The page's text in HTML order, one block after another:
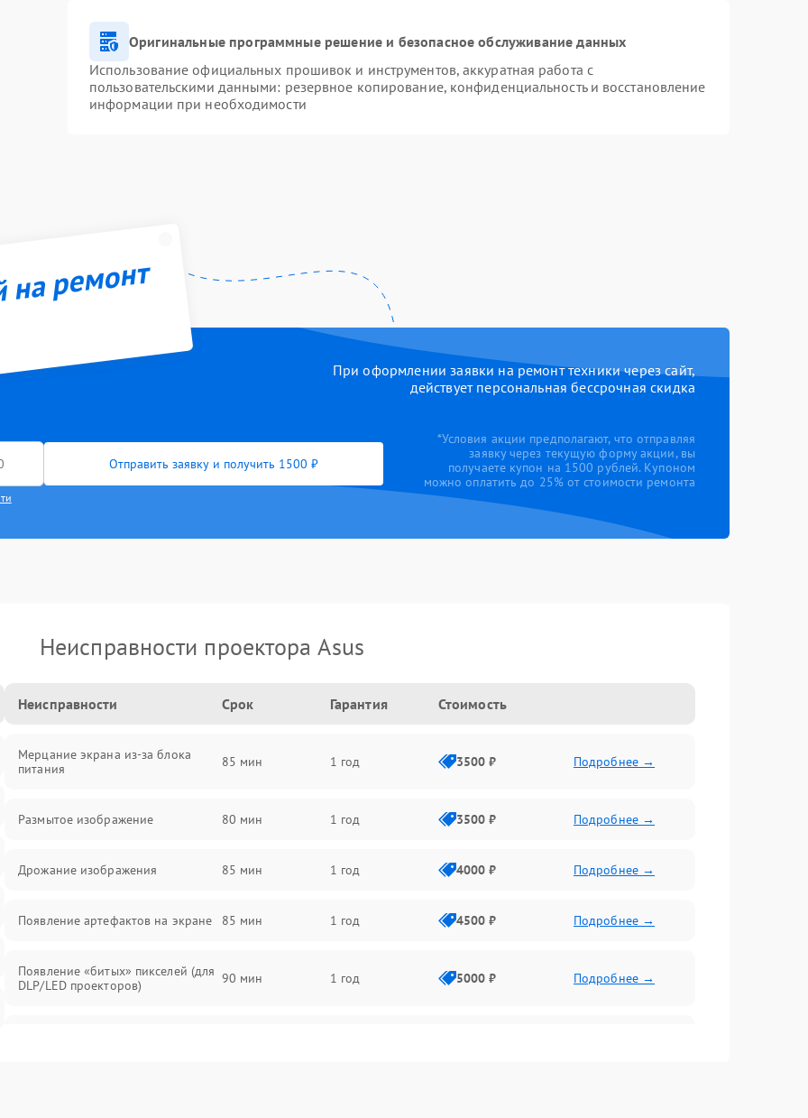
Оригинальные программные решение и безопасное обслуживание данных
Использование официальных прошивок и инструментов, аккуратная работа с
пользовательскими данными: резервное копирование, конфиденциальность и восстановление
информации при необходимости
ремонт
При оформлении заявки на ремонт техники через сайт,
действует персональная бессрочная скидка
Отправить заявку и получить 1500 ₽
*Условия акции предполагают, что отправляя
заявку через текущую форму акции, вы
получаете купон на 1500 рублей. Купоном
можно оплатить до 25% от стоимости ремонта
Неисправности проектора Asus
Неисправности Срок Гарантия Стоимость
Мерцание экрана из-за блока
питания
85 мин 1 год 3500 ₽ Подробнее →
Размытое изображение 80 мин 1 год 3500 ₽ Подробнее →
Дрожание изображения 85 мин 1 год 4000 ₽ Подробнее →
Появление артефактов на экране 85 мин 1 год 4500 ₽ Подробнее →
Появление «битых» пикселей (для
DLP/LED проекторов)
90 мин 1 год 5000 ₽ Подробнее →